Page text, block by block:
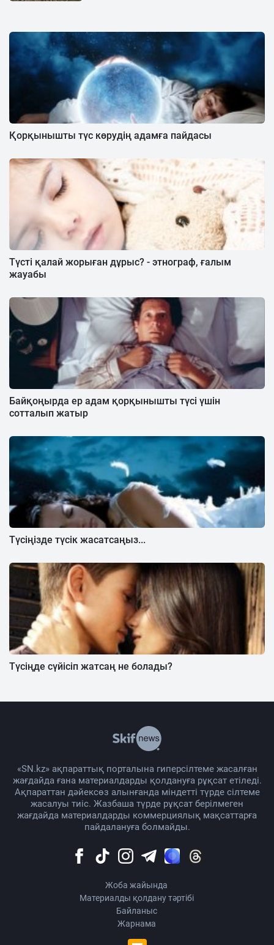
Қорқынышты түс көрудің адамға пайдасы
Түсті қалай жорыған дұрыс? - этнограф, ғалым
жауабы
Байқоңырда ер адам қорқынышты түсі үшін
сотталып жатыр
Түсіңізде түсік жасатсаңыз...
Түсіңде сүйісіп жатсаң не болады?
«SN.kz» ақпараттық порталына гиперсілтеме жасалған
жағдайда ғана материалдарды қолдануға рұқсат етіледі.
Ақпараттан дәйексөз алынғанда міндетті түрде сілтеме
жасалуы тиіс. Жазбаша түрде рұқсат берілмеген
жағдайда материалдарды коммерциялық мақсаттарға
пайдалануға болмайды.
Жоба жайында
Материалды қолдану тәртібі
Байланыс
Жарнама